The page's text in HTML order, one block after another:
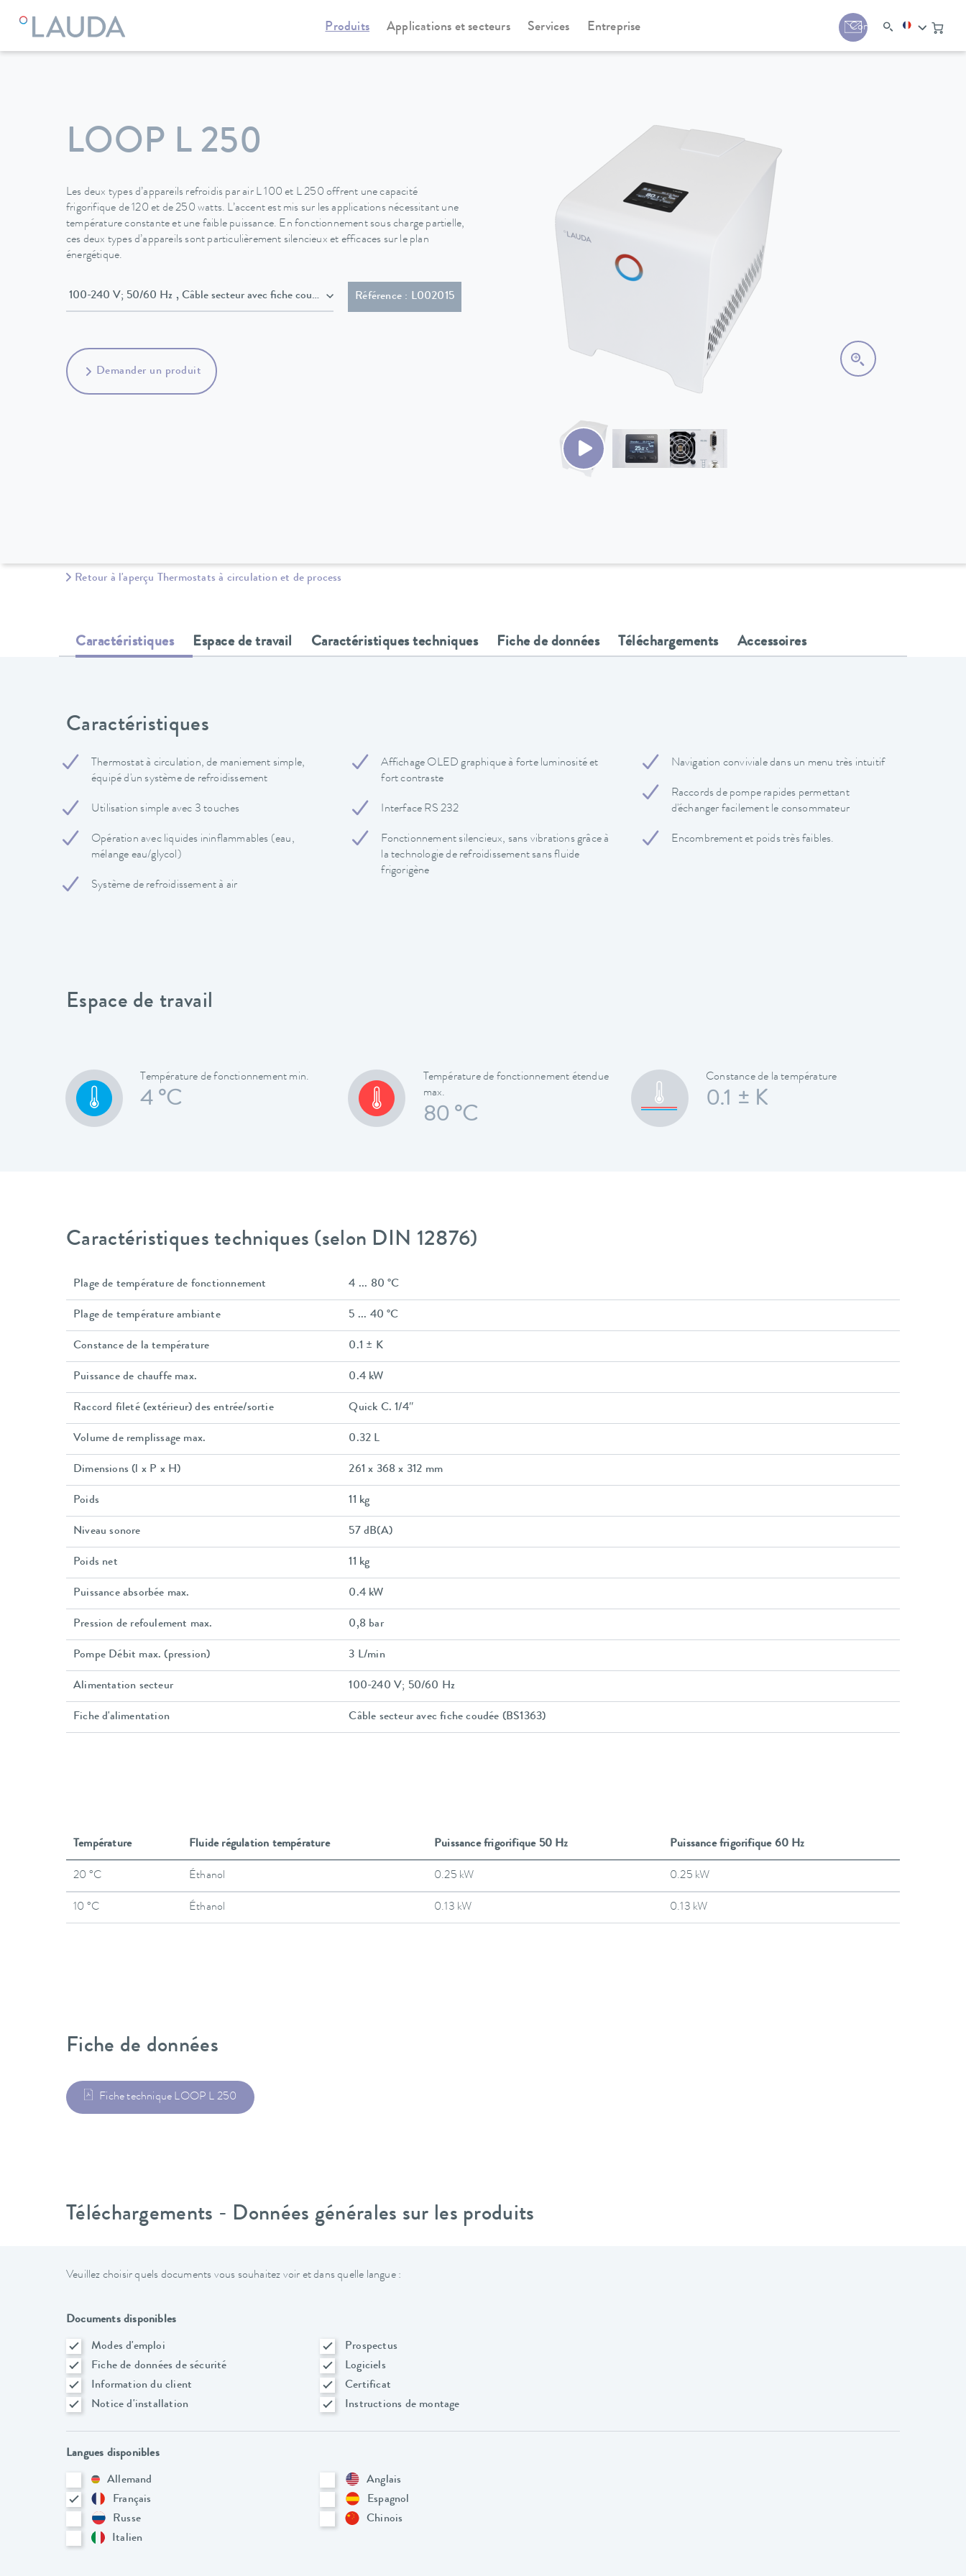
Produits Applications et secteurs Services Entreprise Contact
LAUDA Appareils de thermorégulation Thermostats à circulation et de process LOOP
LOOP L 250
Les deux types d’appareils refroidis par air L 100 et L 250 offrent une capacité
frigorifique de 120 et de 250 watts. L’accent est mis sur les applications nécessitant une
température constante et une faible puissance. En fonctionnement sous charge partielle,
ces deux types d’appareils sont particulièrement silencieux et efficaces sur le plan
énergétique.
100-240 V; 50/60 Hz , Câble secteur avec fiche coudée (BS1363)Référence : L002015
Demander un produit
Retour à l'aperçu Thermostats à circulation et de process
Caractéristiques Espace de travail Caractéristiques techniques Fiche de données Téléchargements Accessoires
Caractéristiques
Thermostat à circulation, de maniement simple,
équipé d'un système de refroidissement
Utilisation simple avec 3 touches
Opération avec liquides ininflammables (eau,
mélange eau/glycol)
Système de refroidissement à air
Affichage OLED graphique à forte luminosité et
fort contraste
Interface RS 232
Fonctionnement silencieux, sans vibrations grâce à
la technologie de refroidissement sans fluide
frigorigène
Navigation conviviale dans un menu très intuitif
Raccords de pompe rapides permettant
d'échanger facilement le consommateur
Encombrement et poids très faibles.
Espace de travail
Température de fonctionnement min.
4 °C
Température de fonctionnement étendue
max.
80 °C
Constance de la température
0.1 ± K
Caractéristiques techniques (selon DIN 12876)
Plage de température de fonctionnement 4 ... 80 °C
Plage de température ambiante 5 ... 40 °C
Constance de la température 0.1 ± K
Puissance de chauffe max. 0.4 kW
Raccord fileté (extérieur) des entrée/sortie Quick C. 1/4″
Volume de remplissage max. 0.32 L
Dimensions (l x P x H) 261 x 368 x 312 mm
Poids 11 kg
Niveau sonore 57 dB(A)
Poids net 11 kg
Puissance absorbée max. 0.4 kW
Pression de refoulement max. 0,8 bar
Pompe Débit max. (pression) 3 L/min
Alimentation secteur 100-240 V; 50/60 Hz
Fiche d'alimentation Câble secteur avec fiche coudée (BS1363)
Température Fluide régulation température Puissance frigorifique 50 Hz Puissance frigorifique 60 Hz
20 °C Éthanol 0.25 kW 0.25 kW
10 °C Éthanol 0.13 kW 0.13 kW
Fiche de données
Fiche technique LOOP L 250
Téléchargements - Données générales sur les produits
Veuillez choisir quels documents vous souhaitez voir et dans quelle langue :
Documents disponibles
Modes d'emploi
Prospectus
Fiche de données de sécurité
Logiciels
Information du client
Certificat
Notice d'installation
Instructions de montage
Langues disponibles
Allemand
Anglais
Français
Espagnol
Russe
Chinois
Italien